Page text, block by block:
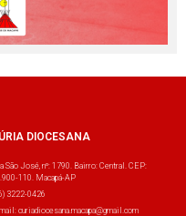
DIOCESANA
São José, nº: 1790. Bairro: Central. CEP:
110. Macapá-AP
3222-0426
curiadiocesana.macapa@gmail.com